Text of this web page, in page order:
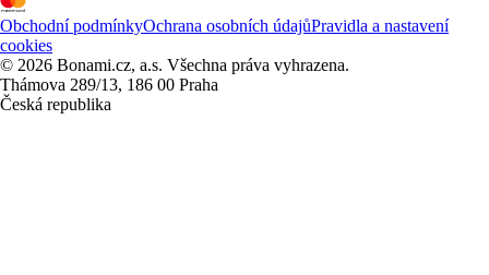
Obchodní podmínkyOchrana osobních údajůPravidla a nastavení
cookies
© 2026 Bonami.cz, a.s. Všechna práva vyhrazena.
Thámova 289/13, 186 00 Praha
Česká republika